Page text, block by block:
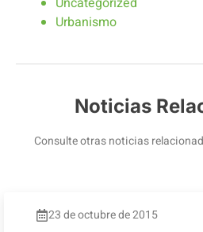
Urbanismo
Noticias
Consulte otras noticias
23 de octubre de 2015